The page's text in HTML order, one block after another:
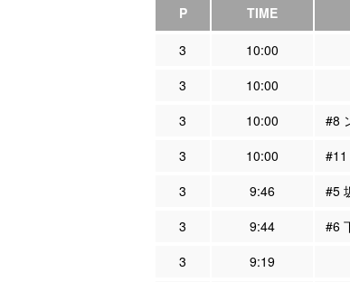
P TIME
3 10:00
3
10:00
3
10:00
#8
3
10:00
3
9:46 #5
3
9:44
#6
3
9:19